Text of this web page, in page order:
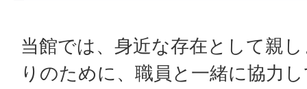
当館では、身近な存在として親
りのために、職員と一緒に協力